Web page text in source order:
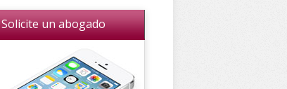
Solicite un abogado